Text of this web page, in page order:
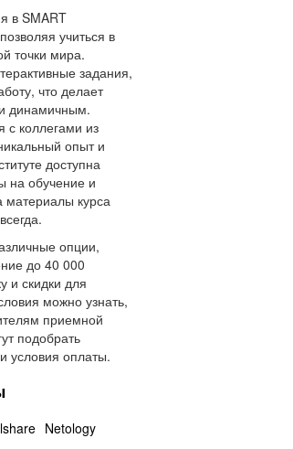
в SMART
учиться в
точки мира.
задания,
что делает
динамичным.
с коллегами из
опыт и
доступна
на обучение и
материалы курса
опции,
до 40 000
и скидки для
можно узнать,
приемной
подобрать
условия оплаты.
Netology